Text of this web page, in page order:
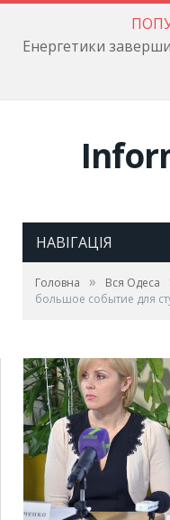
НАВІГАЦІЯ
Головна » Вся Одеса
большое событие для